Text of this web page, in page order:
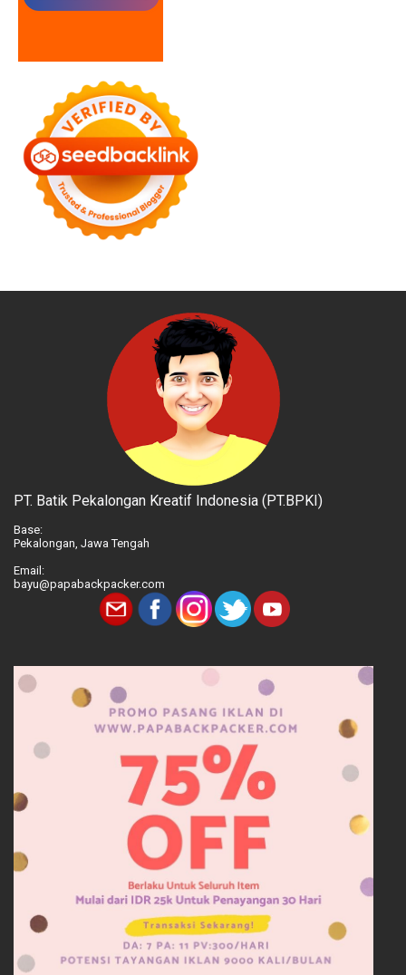
PT. Batik Pekalongan Kreatif Indonesia (PT.BPKI)
Base:
Pekalongan, Jawa Tengah
Email:
bayu@papabackpacker.com